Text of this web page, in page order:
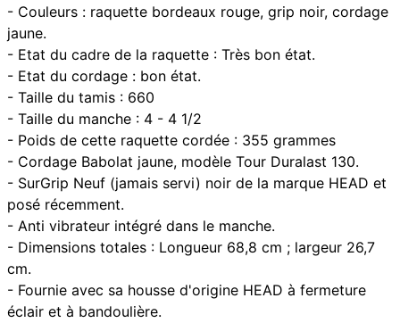
- Couleurs : raquette bordeaux rouge, grip noir, cordage
jaune.
- Etat du cadre de la raquette : Très bon état.
- Etat du cordage : bon état.
- Taille du tamis : 660
- Taille du manche : 4 - 4 1/2
- Poids de cette raquette cordée : 355 grammes
- Cordage Babolat jaune, modèle Tour Duralast 130.
- SurGrip Neuf (jamais servi) noir de la marque HEAD et
posé récemment.
- Anti vibrateur intégré dans le manche.
- Dimensions totales : Longueur 68,8 cm ; largeur 26,7
cm.
- Fournie avec sa housse d'origine HEAD à fermeture
éclair et à bandoulière.